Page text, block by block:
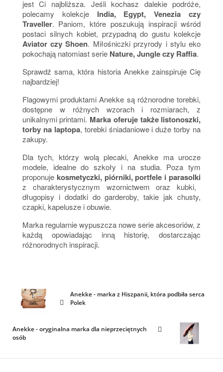
jest Ci najbliższa. Jeśli kochasz dalekie podróże,
polecamy kolekcje India, Egypt, Venezia czy
Traveller. Paniom, które poszukują inspiracji wśród
postaci silnych kobiet, przypadną do gustu kolekcje
Aviator czy Shoen. Miłośniczki przyrody i stylu eko
pokochają natomiast serie Nature, Jungle czy Raffia.
Sprawdź sama, która historia Anekke zainspiruje Cię
najbardziej!
Flagowymi produktami Anekke są różnorodne torebki,
dostępne w różnych wzorach i rozmiarach, z
unikalnymi printami. Marka oferuje także listonoszki,
torby na laptopa, torebki śniadaniowe i duże torby na
zakupy.
Dla tych, którzy wolą plecaki, Anekke ma urocze
modele, idealne do szkoły i na studia. Poza tym
proponuje kosmetyczki, piórniki, portfele i parasolki
z charakterystycznym wzornictwem oraz kubki,
długopisy i dodatki do garderoby, takie jak chusty,
czapki, kapelusze i obuwie.
Marka regularnie wypuszcza nowe serie akcesoriów, z
każdą opowiadając inną historię, dostarczając
różnorodnych inspiracji.
Anekke - marka z Hiszpanii, która podbiła serca
Polek
Anekke - oryginalna marka dla nieprzeciętnych
osób